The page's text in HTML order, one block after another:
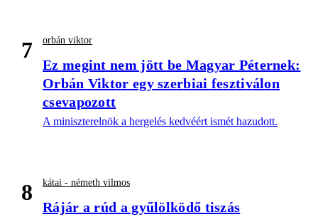
7 orbán viktor
Ez megint nem jött be Magyar Péternek:
Orbán Viktor egy szerbiai fesztiválon
csevapozott
A miniszterelnök a hergelés kedvéért ismét hazudott.
8 kátai - németh vilmos
Rájár a rúd a gyűlölködő tiszás